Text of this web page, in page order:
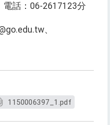
話：06-2617123分
、
1150006397_1.pdf